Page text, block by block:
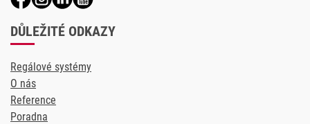
DŮLEŽITÉ ODKAZY
Regálové systémy
O nás
Reference
Poradna